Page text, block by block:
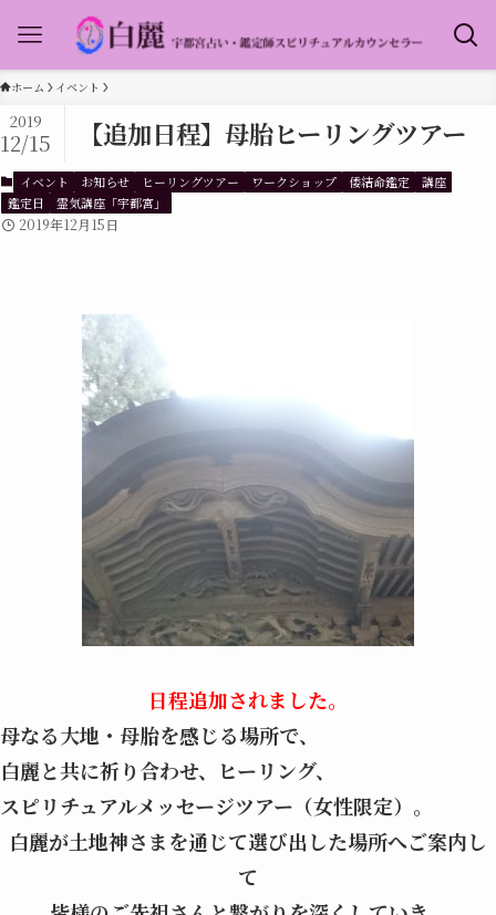
ホーム イベント
【追加日程】母胎ヒーリングツアー
2019
12/15
イベント お知らせ ヒーリングツアー ワークショップ 倭結命鑑定
講座
鑑定日
霊気講座「宇都宮」
2019年12月15日
日程追加されました。
母なる大地・母胎を感じる場所で、
白麗と共に祈り合わせ、ヒーリング、
スピリチュアルメッセージツアー（女性限定）。
白麗が土地神さまを通じて選び出した場所へご案内し
て